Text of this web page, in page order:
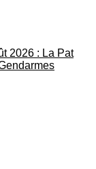
2026 : La Pat